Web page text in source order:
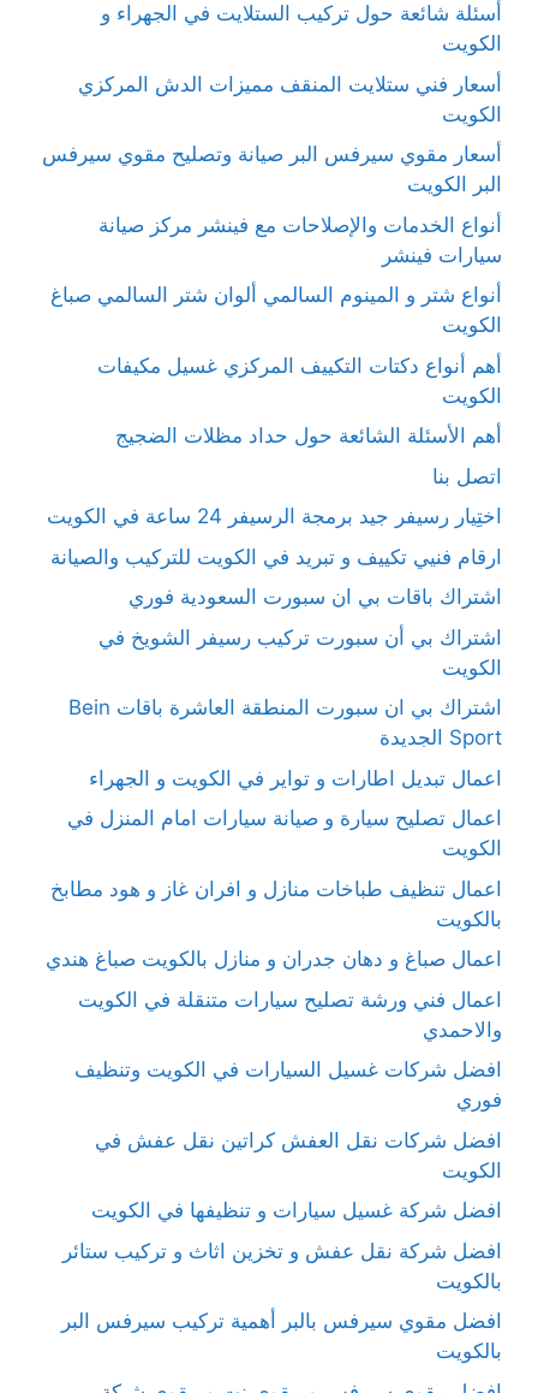
أسئلة شائعة حول تركيب الستلايت في الجهراء و
الكويت
أسعار فني ستلايت المنقف مميزات الدش المركزي
الكويت
أسعار مقوي سيرفس البر صيانة وتصليح مقوي سيرفس
البر الكويت
أنواع الخدمات والإصلاحات مع فينشر مركز صيانة
سيارات فينشر
أنواع شتر و المينوم السالمي ألوان شتر السالمي صباغ
الكويت
أهم أنواع دكتات التكييف المركزي غسيل مكيفات
الكويت
أهم الأسئلة الشائعة حول حداد مظلات الضجيج
اتصل بنا
اختِيار رسيفر جيد برمجة الرسيفر 24 ساعة في الكويت
ارقام فنيي تكييف و تبريد في الكويت للتركيب والصيانة
اشتراك باقات بي ان سبورت السعودية فوري
اشتراك بي أن سبورت تركيب رسيفر الشويخ في
الكويت
اشتراك بي ان سبورت المنطقة العاشرة باقات Bein
Sport الجديدة
اعمال تبديل اطارات و تواير في الكويت و الجهراء
اعمال تصليح سيارة و صيانة سيارات امام المنزل في
الكويت
اعمال تنظيف طباخات منازل و افران غاز و هود مطابخ
بالكويت
اعمال صباغ و دهان جدران و منازل بالكويت صباغ هندي
اعمال فني ورشة تصليح سيارات متنقلة في الكويت
والاحمدي
افضل شركات غسيل السيارات في الكويت وتنظيف
فوري
افضل شركات نقل العفش كراتين نقل عفش في
الكويت
افضل شركة غسيل سيارات و تنظيفها في الكويت
افضل شركة نقل عفش و تخزين اثاث و تركيب ستائر
بالكويت
افضل مقوي سيرفس بالبر أهمية تركيب سيرفس البر
بالكويت